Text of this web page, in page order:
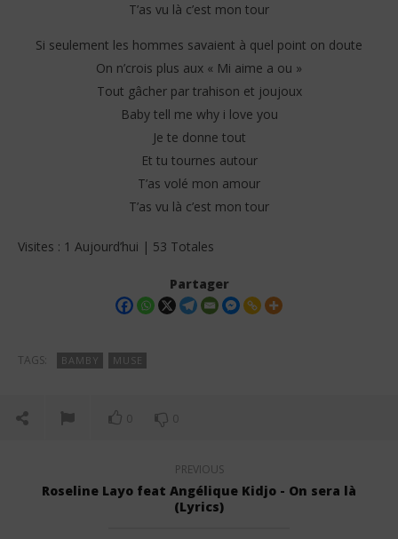
T’as vu là c’est mon tour
Si seulement les hommes savaient à quel point on doute
On n’crois plus aux « Mi aime a ou »
Tout gâcher par trahison et joujoux
Baby tell me why i love you
Je te donne tout
Et tu tournes autour
T’as volé mon amour
T’as vu là c’est mon tour
Visites : 1 Aujourd’hui | 53 Totales
Partager
TAGS: BAMBY MUSE
0 0
PREVIOUS
Roseline Layo feat Angélique Kidjo - On sera là
(Lyrics)